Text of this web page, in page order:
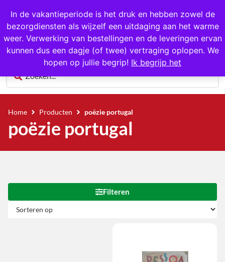
In de vakantieperiode is het druk en hebben zowel de
bezorgdiensten als wijzelf een uitdaging aan het warme
weer. Verwerking van bestellingen en de leveringen ervan
kunnen dus een dagje (of twee) vertraging oplopen. We
hopen op jullie begrip! Ik begrijp het
Gratis op te halen in Hansweert
0
Home Producten poëzie portugal
poëzie portugal
Filteren